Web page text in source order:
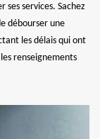
services. Sachez
débourser une
les délais qui ont
renseignements